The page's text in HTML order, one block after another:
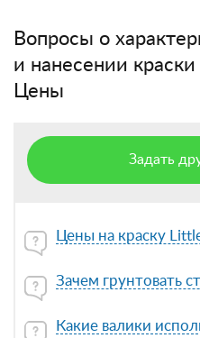
Вопросы о
и нанесении
Цены
Задать
Цены на краску
Зачем грунтовать
Какие валики